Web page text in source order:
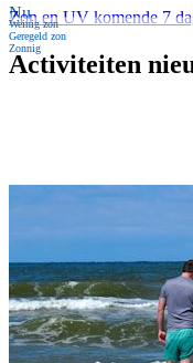
Nu
Weinig zon
Geregeld zon
Zonnig
Zon en UV komende 7
Activiteiten